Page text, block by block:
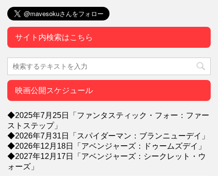
サイト内検索はこちら
映画公開スケジュール
◆2025年7月25日「ファンタスティック・フォー：ファー
ストステップ」
◆2026年7月31日「スパイダーマン：ブランニューデイ」
◆2026年12月18日「アベンジャーズ：ドゥームズデイ」
◆2027年12月17日「アベンジャーズ：シークレット・ウ
ォーズ」